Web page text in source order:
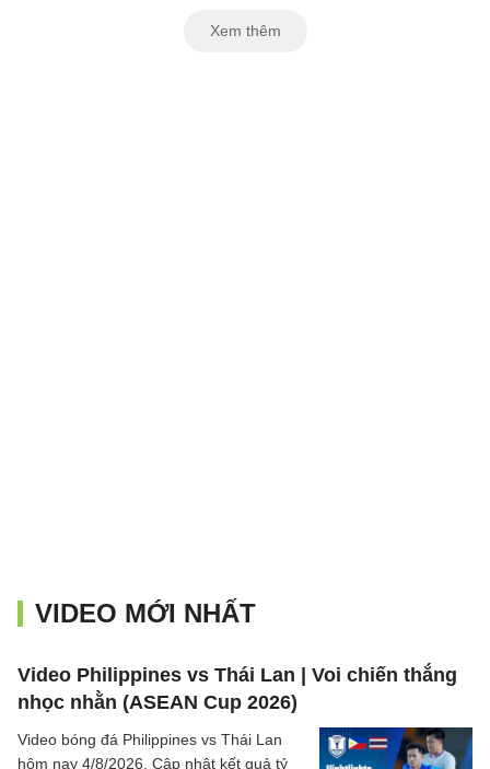
Xem thêm
VIDEO MỚI NHẤT
Video Philippines vs Thái Lan | Voi chiến thắng
nhọc nhằn (ASEAN Cup 2026)
Video bóng đá Philippines vs Thái Lan
hôm nay 4/8/2026. Cập nhật kết quả tỷ